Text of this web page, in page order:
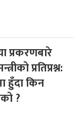
प्रकरणबारे
प्रतिप्रश्न:
हुँदा किन
?